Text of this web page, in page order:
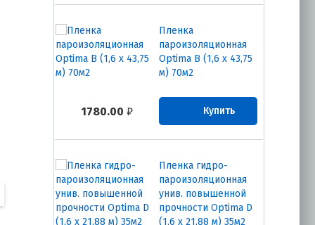
1780.00 ₽
Пленка
пароизоляционная
Optima B (1,6 х 43,75
м) 70м2
Купить
Пленка гидро-
пароизоляционная
унив. повышенной
прочности Optima D
(1,6 х 21,88 м) 35м2